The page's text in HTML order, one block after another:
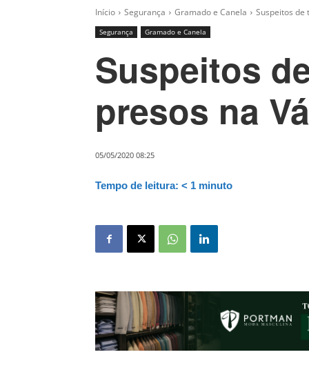
Início Segurança Gramado e Canela Suspeitos de
Segurança Gramado e Canela
Suspeitos
presos na
05/05/2020 08:25
Tempo de leitura: < 1 minuto